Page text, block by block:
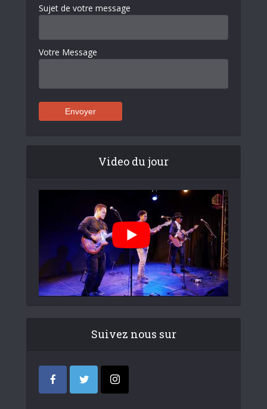
Sujet de votre message
Votre Message
Video du jour
Suivez nous sur